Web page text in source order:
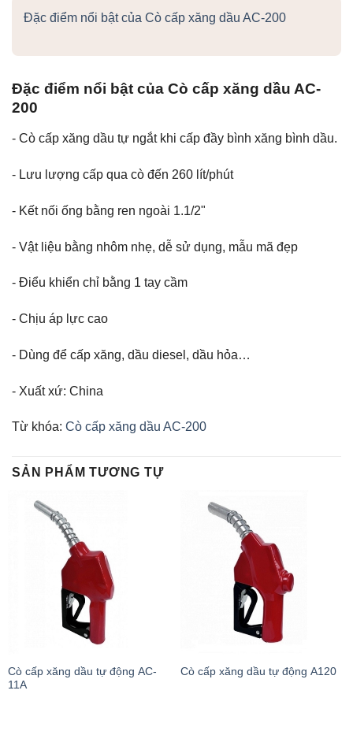
Đặc điểm nổi bật của Cò cấp xăng dầu AC-200
Đặc điểm nổi bật của Cò cấp xăng dầu AC-
200
- Cò cấp xăng dầu tự ngắt khi cấp đầy bình xăng bình dầu.
- Lưu lượng cấp qua cò đến 260 lít/phút
- Kết nối ống bằng ren ngoài 1.1/2"
- Vật liệu bằng nhôm nhẹ, dễ sử dụng, mẫu mã đẹp
- Điểu khiển chỉ bằng 1 tay cầm
- Chịu áp lực cao
- Dùng để cấp xăng, dầu diesel, dầu hỏa…
- Xuất xứ: China
Từ khóa: Cò cấp xăng dầu AC-200
SẢN PHẨM TƯƠNG TỰ
Cò cấp xăng dầu tự động AC-
11A
Cò cấp xăng dầu tự động A120